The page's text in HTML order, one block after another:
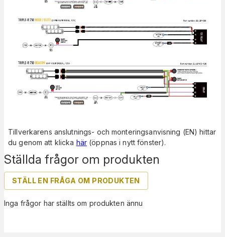
Ställda frågor om produkten
STÄLL EN FRÅGA OM PRODUKTEN
Inga frågor har ställts om produkten ännu
Tillverkarens anslutnings- och monteringsanvisning (EN) hittar
du genom att klicka här (öppnas i nytt fönster).